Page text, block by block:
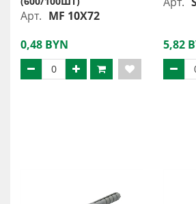
Арт. MF 10X72
0,48 BYN
5,82